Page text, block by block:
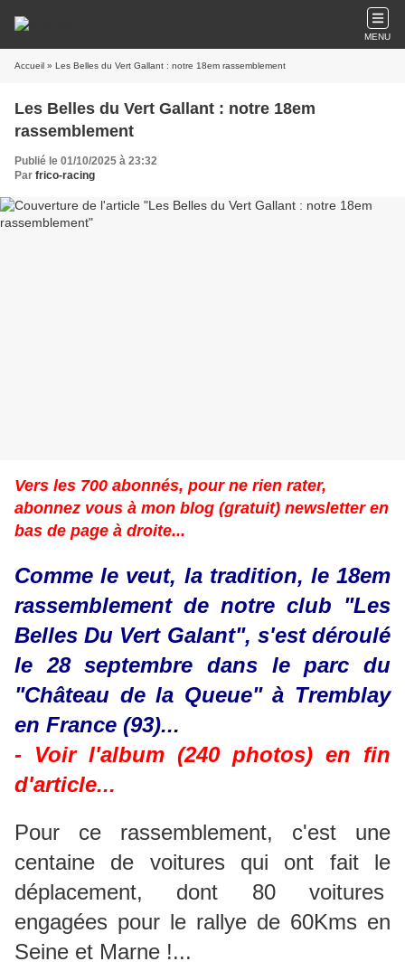
MENU
Accueil » Les Belles du Vert Gallant : notre 18em rassemblement
Les Belles du Vert Gallant : notre 18em
rassemblement
Publié le 01/10/2025 à 23:32
Par frico-racing
Vers les 700 abonnés, pour ne rien rater,
abonnez vous à mon blog (gratuit) newsletter en
bas de page à droite...
Comme le veut, la tradition, le 18em
rassemblement de notre club "Les
Belles Du Vert Galant", s'est déroulé
le 28 septembre dans le parc du
"Château de la Queue"à Tremblay
en France (93)...
- Voir l'album (240 photos) en fin
d'article...
Pour ce rassemblement, c'est une
centaine de voitures qui ont fait le
déplacement, dont 80 voitures
engagées pour le rallye de 60Kms en
Seine et Marne !...